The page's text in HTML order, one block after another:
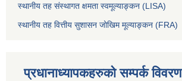
स्थानीय तह संस्थागत क्षमता स्वमूल्याङ्कन (LISA)
स्थानीय तह वित्तीय सुशासन जोखिम मूल्याङ्कन (FRA)
प्रधानाध्यापकहरुको सम्पर्क विवरण